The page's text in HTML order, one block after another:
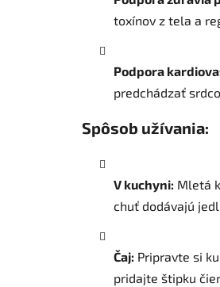
toxínov z tela a
Podpora
predchádzať
Spôsob užívania:
V kuchyni: Mletá
chuť dodávajú
Čaj: Pripravte si
pridajte štipku